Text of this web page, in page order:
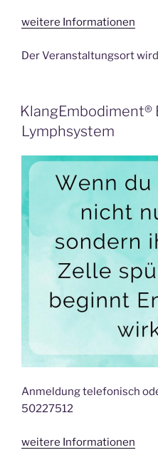
weitere Informationen
Der Veranstaltungsort
KlangEmbodiment®
Lymphsystem
Anmeldung telefonisch
50227512
weitere Informationen